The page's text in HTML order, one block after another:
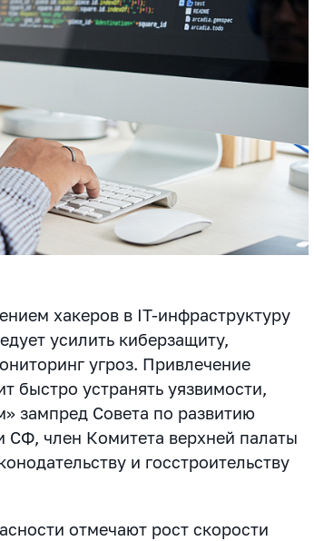
хакеров в IT-инфраструктуру
усилить киберзащиту,
угроз. Привлечение
быстро устранять уязвимости,
зампред Совета по развитию
член Комитета верхней палаты
и госстроительству
отмечают рост скорости